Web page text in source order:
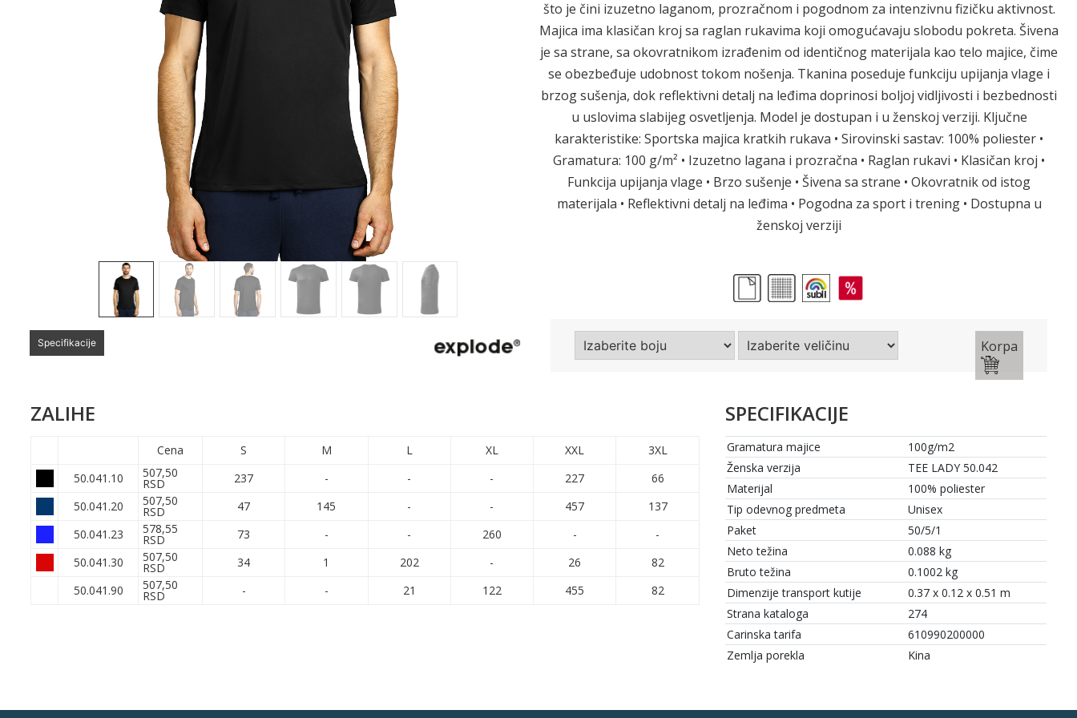
Sledeće
Specifikacije
što je čini izuzetno laganom, prozračnom i pogodnom za intenzivnu fizičku aktivnost.
Majica ima klasičan kroj sa raglan rukavima koji omogućavaju slobodu pokreta. Šivena
je sa strane, sa okovratnikom izrađenim od identičnog materijala kao telo majice, čime
se obezbeđuje udobnost tokom nošenja. Tkanina poseduje funkciju upijanja vlage i
brzog sušenja, dok reflektivni detalj na leđima doprinosi boljoj vidljivosti i bezbednosti
u uslovima slabijeg osvetljenja. Model je dostupan i u ženskoj verziji. Ključne
karakteristike: Sportska majica kratkih rukava • Sirovinski sastav: 100% poliester •
Gramatura: 100 g/m² • Izuzetno lagana i prozračna • Raglan rukavi • Klasičan kroj •
Funkcija upijanja vlage • Brzo sušenje • Šivena sa strane • Okovratnik od istog
materijala • Reflektivni detalj na leđima • Pogodna za sport i trening • Dostupna u
ženskoj verziji
Korpa
ZALIHE
Cena S M L XL XXL
3XL
50.041.10
507,50
RSD 237 - - - 227
66
50.041.20
507,50
RSD 47 145 - - 457
137
50.041.23
578,55
RSD 73 - - 260 -
-
50.041.30
507,50
RSD 34 1 202 - 26
82
50.041.90
507,50
RSD - - 21 122 455 82
SPECIFIKACIJE
Gramatura majice
100g/m2
Ženska verzija
TEE LADY 50.042
Materijal
100% poliester
Tip odevnog predmeta
Unisex
Paket
50/5/1
Neto težina
0.088 kg
Bruto težina
0.1002 kg
Dimenzije transport kutije
0.37 x 0.12 x 0.51 m
Strana kataloga
274
Carinska tarifa
610990200000
Zemlja porekla
Kina